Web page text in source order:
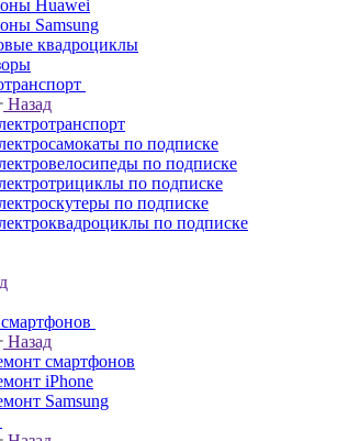
Huawei
Samsung
квадроциклы
Назад
по подписке
по подписке
по подписке
по подписке
по подписке
Назад
смартфонов
iPhone
Samsung